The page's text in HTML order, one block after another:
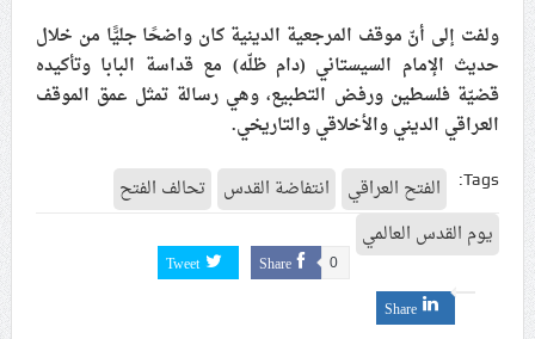
ولفت إلى أنّ موقف المرجعية الدينية كان واضحًا جليًّا من خلال
حديث الإمام السيستاني (دام ظلّه) مع قداسة البابا وتأكيده
قضيّة فلسطين ورفض التطبيع، وهي رسالة تمثل عمق الموقف
العراقي الديني والأخلاقي والتاريخي.
Tags: الفتح العراقي انتفاضة القدس
تحالف الفتح
يوم القدس العالمي
Share 0
Tweet
Share